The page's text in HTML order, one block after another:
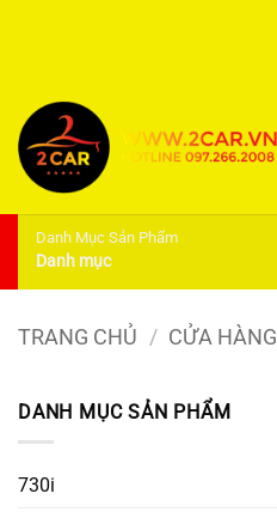
dung
Danh Mục Sản Phẩm
Danh mục
TRANG CHỦ / CỬA HÀNG
DANH MỤC SẢN PHẨM
730i